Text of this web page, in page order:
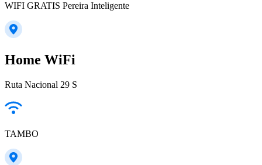
WIFI GRATIS Pereira Inteligente
Home WiFi
Ruta Nacional 29 S
TAMBO